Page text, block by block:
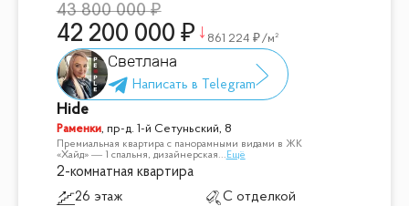
43 800 000
42 200 000 861 224 /м²
Светлана
Hide
Раменки, пр-д. 1-й Сетуньский, 8
Премиальная квартира с панорамными видами в ЖК
«Хайд» — 1 спальня, дизайнерская... Ещё
2-комнатная квартира
26 этаж
С отделкой